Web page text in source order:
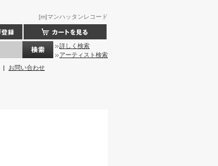
[m]マンハッタンレコード
詳しく検索
アーティスト検索
| お問い合わせ